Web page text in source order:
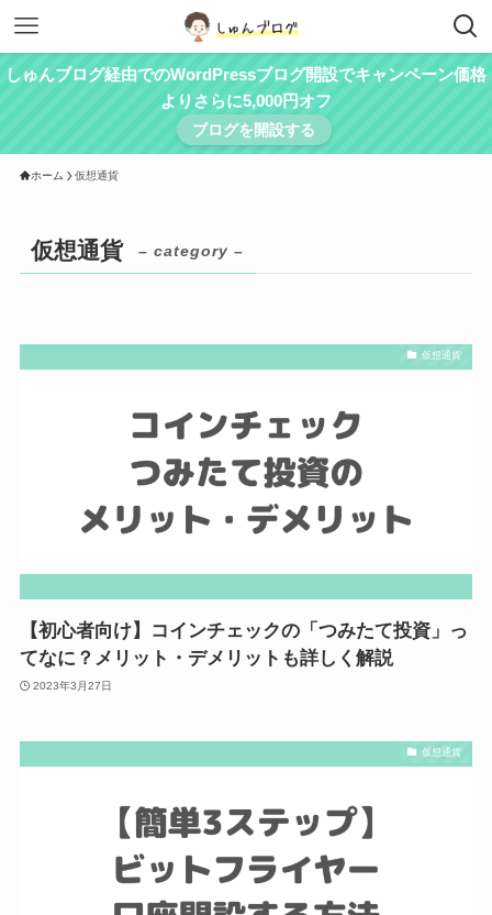
しゅんブログ経由でのWordPressブログ開設でキャンペーン価格
よりさらに5,000円オフ
ブログを開設する
ホーム 仮想通貨
仮想通貨 – category –
仮想通貨
【初心者向け】コインチェックの「つみたて投資」っ
てなに？メリット・デメリットも詳しく解説
2023年3月27日
仮想通貨